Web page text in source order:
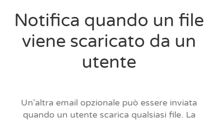
Notifica quando un file
viene scaricato da un
utente
Un'altra email opzionale può essere inviata
quando un utente scarica qualsiasi file. La